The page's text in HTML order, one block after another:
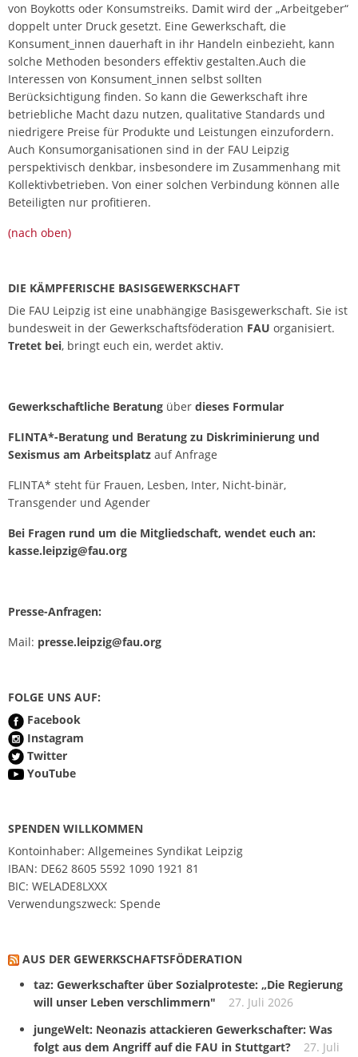
von Boykotts oder Konsumstreiks. Damit wird der „Arbeitgeber“
doppelt unter Druck gesetzt. Eine Gewerkschaft, die
Konsument_innen dauerhaft in ihr Handeln einbezieht, kann
solche Methoden besonders effektiv gestalten.Auch die
Interessen von Konsument_innen selbst sollten
Berücksichtigung finden. So kann die Gewerkschaft ihre
betriebliche Macht dazu nutzen, qualitative Standards und
niedrigere Preise für Produkte und Leistungen einzufordern.
Auch Konsumorganisationen sind in der FAU Leipzig
perspektivisch denkbar, insbesondere im Zusammenhang mit
Kollektivbetrieben. Von einer solchen Verbindung können alle
Beteiligten nur profitieren.
(nach oben)
DIE KÄMPFERISCHE BASISGEWERKSCHAFT
Die FAU Leipzig ist eine unabhängige Basisgewerkschaft. Sie ist
bundesweit in der Gewerkschaftsföderation FAU organisiert.
Tretet bei, bringt euch ein, werdet aktiv.
Gewerkschaftliche Beratung über dieses Formular
FLINTA*-Beratung und Beratung zu Diskriminierung und
Sexismus am Arbeitsplatz auf Anfrage
FLINTA* steht für Frauen, Lesben, Inter, Nicht-binär,
Transgender und Agender
Bei Fragen rund um die Mitgliedschaft, wendet euch an:
kasse.leipzig@fau.org
Presse-Anfragen:
Mail: presse.leipzig@fau.org
FOLGE UNS AUF:
Facebook
Instagram
Twitter
YouTube
SPENDEN WILLKOMMEN
Kontoinhaber: Allgemeines Syndikat Leipzig
IBAN: DE62 8605 5592 1090 1921 81
BIC: WELADE8LXXX
Verwendungszweck: Spende
AUS DER GEWERKSCHAFTSFÖDERATION
taz: Gewerkschafter über Sozialproteste: „Die Regierung
will unser Leben verschlimmern"
27. Juli 2026
jungeWelt: Neonazis attackieren Gewerkschafter: Was
folgt aus dem Angriff auf die FAU in Stuttgart?
27. Juli